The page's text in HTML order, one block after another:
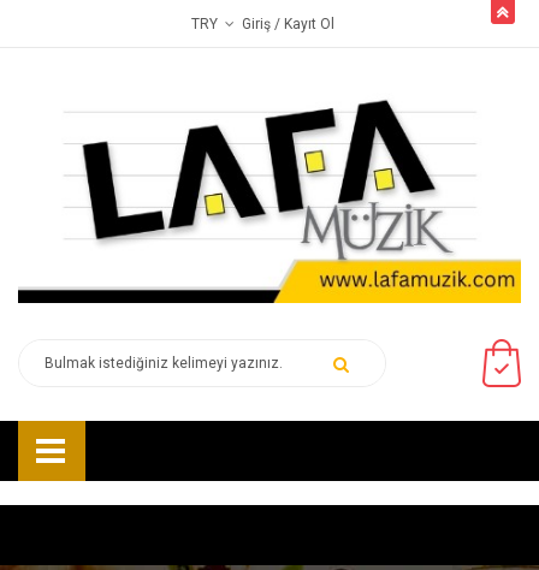
TRY Giriş / Kayıt Ol